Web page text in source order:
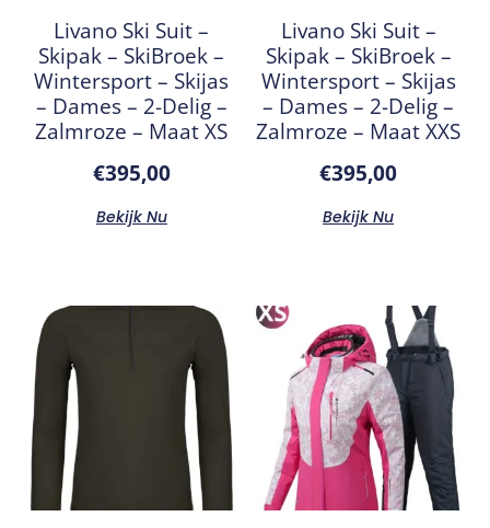
Livano Ski Suit –
Skipak – SkiBroek –
Wintersport – Skijas
– Dames – 2-Delig –
Zalmroze – Maat XS
€395,00
Bekijk Nu
Livano Ski Suit –
Skipak – SkiBroek –
Wintersport – Skijas
– Dames – 2-Delig –
Zalmroze – Maat XXS
€395,00
Bekijk Nu